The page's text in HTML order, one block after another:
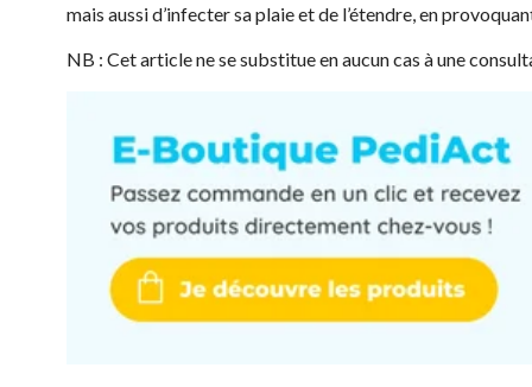
mais aussi d’infecter sa plaie et de l’étendre, en
NB : Cet article ne se substitue en aucun cas à une